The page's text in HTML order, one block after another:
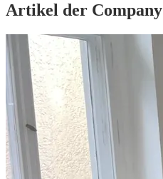
Artikel der Company